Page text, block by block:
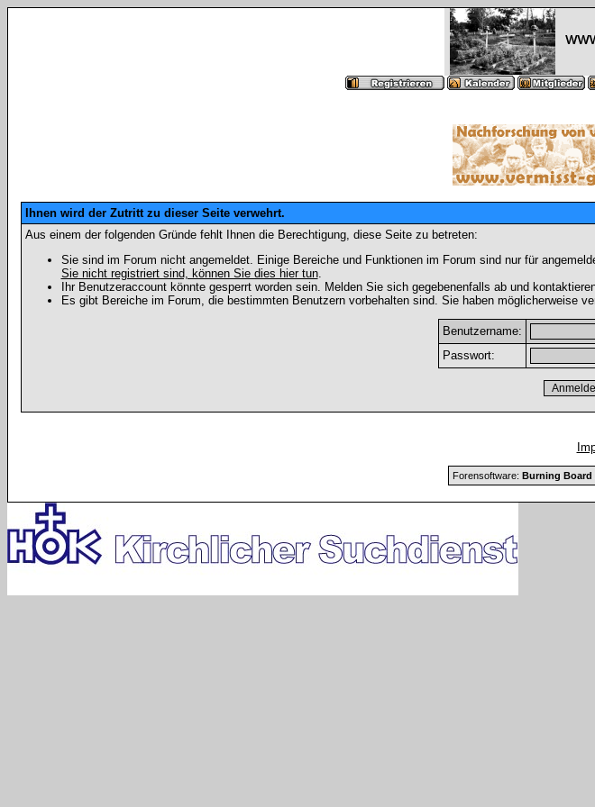
Ihnen wird der Zutritt zu dieser Seite verwehrt.
Aus einem der folgenden Gründe fehlt Ihnen die Berechtigung, diese Seite zu betreten:
Sie sind im Forum nicht angemeldet. Einige Bereiche und Funktionen im Forum sind nur für
Sie nicht registriert sind, können Sie dies hier tun.
Ihr Benutzeraccount könnte gesperrt worden sein. Melden Sie sich gegebenenfalls ab und
Es gibt Bereiche im Forum, die bestimmten Benutzern vorbehalten sind. Sie haben möglicherweise
Benutzername:
Passwort:
Forensoftware: Burning Board